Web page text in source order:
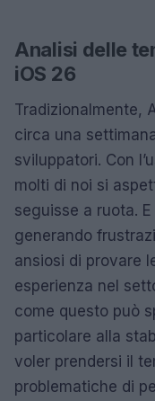
Analisi delle
iOS 26
Tradizionalmente,
circa una
sviluppatori. Con
molti di noi si
seguisse a ruota.
generando
ansiosi di provare
esperienza nel
come questo può
particolare alla
voler prendersi il
problematiche di